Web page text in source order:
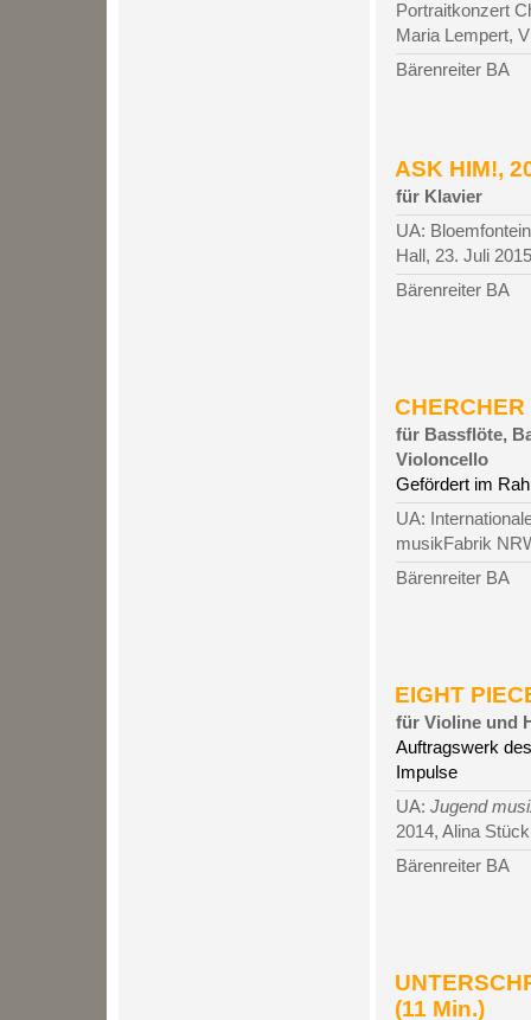
Portraitkonzert
Maria Lempert,
Bärenreiter BA
ASK HIM!,
für Klavier
UA:
Hall, 23. Juli
Bärenreiter BA
für Bassflöte,
Violoncello
Gefördert im
UA:
musikFabrik
Bärenreiter BA
EIGHT
für Violine und
Auftragswerk
Impulse
UA: Jugend
2014, Alina
Bärenreiter BA
(11 Min.)